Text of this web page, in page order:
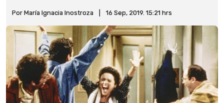
Por María Ignacia Inostroza 16 Sep, 2019. 15:21 hrs